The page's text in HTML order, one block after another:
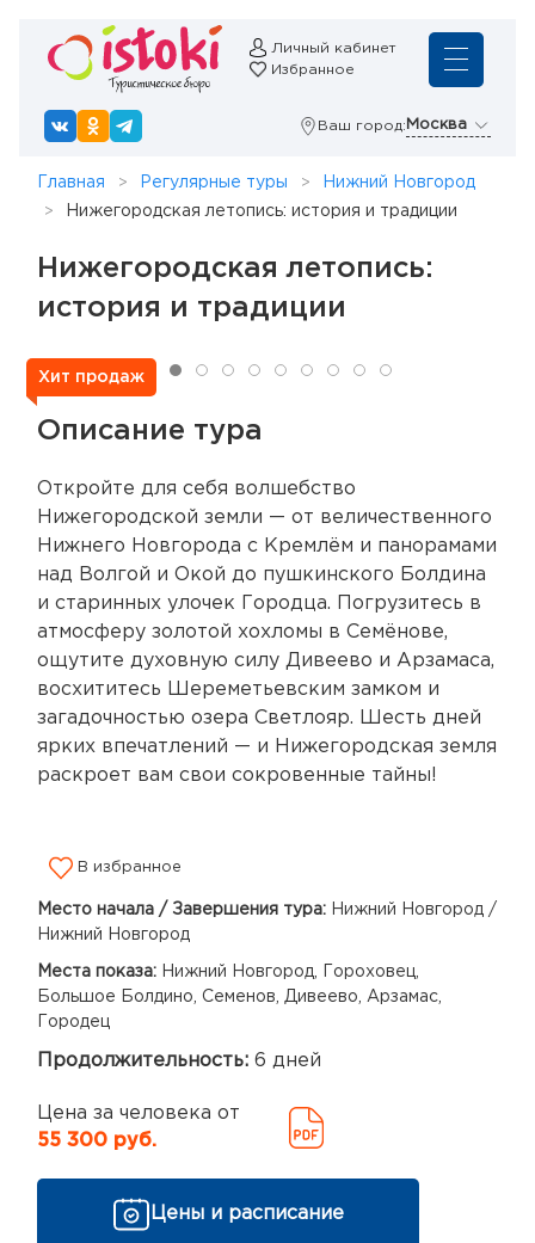
Личный кабинет
Избранное
Ваш город: Москва
Главная Регулярные туры
Нижний Новгород
Нижегородская летопись: история и традиции
Нижегородская летопись:
история и традиции
Хит продаж
Описание тура
Откройте для себя волшебство
Нижегородской земли — от величественного
Нижнего Новгорода с Кремлём и панорамами
над Волгой и Окой до пушкинского Болдина
и старинных улочек Городца. Погрузитесь в
атмосферу золотой хохломы в Семёнове,
ощутите духовную силу Дивеево и Арзамаса,
восхититесь Шереметьевским замком и
загадочностью озера Светлояр. Шесть дней
ярких впечатлений — и Нижегородская земля
раскроет вам свои сокровенные тайны!
В избранное
Место начала / Завершения тура: Нижний Новгород /
Нижний Новгород
Места показа: Нижний Новгород, Гороховец,
Большое Болдино, Семенов, Дивеево, Арзамас,
Городец
Продолжительность: 6 дней
Цена за человека от
55 300 руб.
Цены и расписание